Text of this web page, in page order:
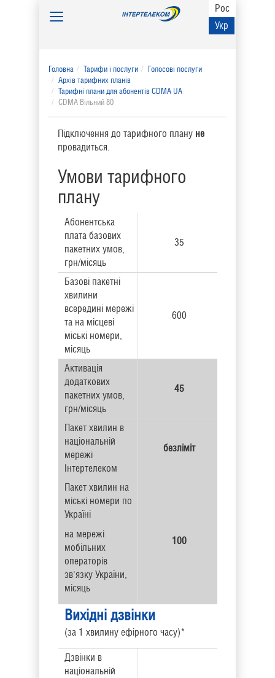
Рос
Укр
Toggle
Головна Тарифи і послуги
Голосові послуги
Архів тарифних планів
Тарифні плани для абонентів CDMA UA
CDMA Вільний 80
Підключення до тарифного плану не
провадиться.
Умови тарифного
плану
Абонентська
плата базових
пакетних умов,
грн/місяць
35
Базові пакетні
хвилини
всередині мережі
та на місцеві
міські номери,
місяць
600
Активація
додаткових
пакетних умов,
грн/місяць
45
Пакет хвилин в
національній
мережі
Інтертелеком
безліміт
Пакет хвилин на
міські номери по
Україні
на мережі
мобільних
операторів
зв'язку України,
місяць
100
Вихідні дзвінки
(за 1 хвилину ефірного часу)*
Дзвінки в
національній